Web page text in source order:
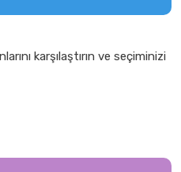
karşılaştırın ve seçiminizi